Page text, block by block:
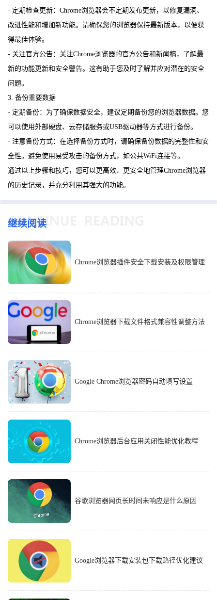
- 定期检查更新：Chrome浏览器会不定期发布更新，以修复漏洞、
改进性能和增加新功能。请确保您的浏览器保持最新版本，以便获
得最佳体验。
- 关注官方公告：关注Chrome浏览器的官方公告和新闻稿，了解最
新的功能更新和安全警告。这有助于您及时了解并应对潜在的安全
问题。
3. 备份重要数据
- 定期备份：为了确保数据安全，建议定期备份您的浏览器数据。您
可以使用外部硬盘、云存储服务或USB驱动器等方式进行备份。
- 注意备份方式：在选择备份方式时，请确保备份数据的完整性和安
全性。避免使用易受攻击的备份方式，如公共WiFi连接等。
通过以上步骤和技巧，您可以更高效、更安全地管理Chrome浏览器
的历史记录，并充分利用其强大的功能。
继续阅读
Chrome浏览器插件安全下载安装及权限管理
Chrome浏览器下载文件格式兼容性调整方法
Google Chrome浏览器密码自动填写设置
Chrome浏览器后台应用关闭性能优化教程
谷歌浏览器网页长时间未响应是什么原因
Google浏览器下载安装包下载路径优化建议